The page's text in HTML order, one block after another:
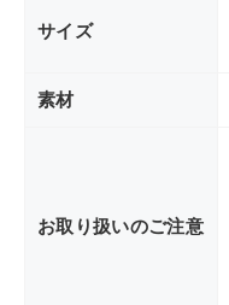
サイズ
素材
お取り扱いのご注意